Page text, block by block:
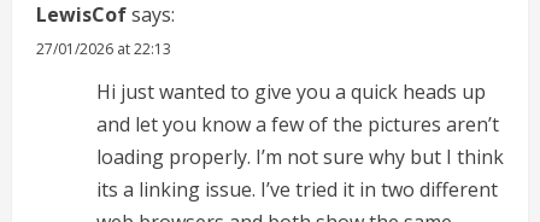
LewisCofsays:
27/01/2026 at 22:13
Hi just wanted to give you a quick heads up
and let you know a few of the pictures aren’t
loading properly. I’m not sure why but I think
its a linking issue. I’ve tried it in two different